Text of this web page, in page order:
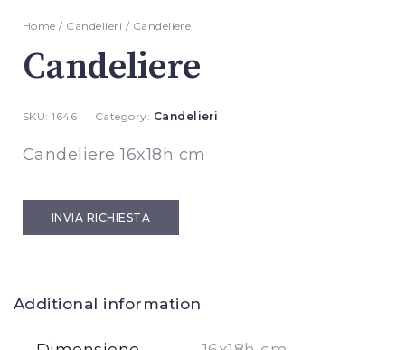
Home / Candelieri / Candeliere
Candeliere
SKU:1646 Category: Candelieri
Candeliere 16x18h cm
INVIA RICHIESTA
Additional information